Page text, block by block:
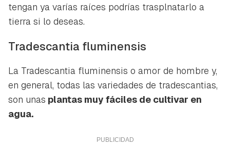
tengan ya varías raíces podrías trasplnatarlo a
tierra si lo deseas.
Tradescantia fluminensis
La Tradescantia fluminensis o amor de hombre y,
en general, todas las variedades de tradescantias,
son unas plantas muy fáciles de cultivar en
agua.